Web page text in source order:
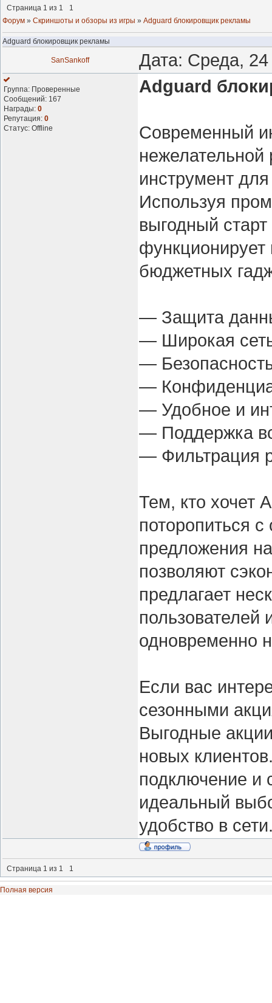
Страница 1 из 1
1
Форум » Скриншоты и обзоры из игры » Adguard блокировщик рекламы
Adguard блокировщик рекламы
SanSankoff Дата: Среда,
Группа: Проверенные
Сообщений: 167
Награды: 0
Репутация: 0
Статус: Offline
Adguard
Современный
инструмент
Используя
выгодный
функционирует
бюджетных
— Защита
— Широкая
—
—
— Удобное и
— Поддержка
— Фильтрация
Тем, кто хочет
поторопиться
предложения
позволяют
предлагает
одновременно
Если вас
сезонными
Выгодные
новых
подключение и
идеальный
удобство в
Страница 1 из 1 1
Полная версия